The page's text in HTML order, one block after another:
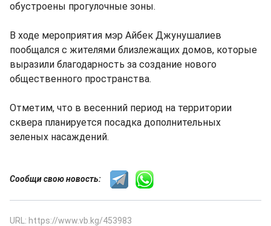
обустроены прогулочные зоны.
В ходе мероприятия мэр Айбек Джунушалиев
пообщался с жителями близлежащих домов, которые
выразили благодарность за создание нового
общественного пространства.
Отметим, что в весенний период на территории
сквера планируется посадка дополнительных
зеленых насаждений.
Сообщи свою новость:
URL: https://www.vb.kg/453983